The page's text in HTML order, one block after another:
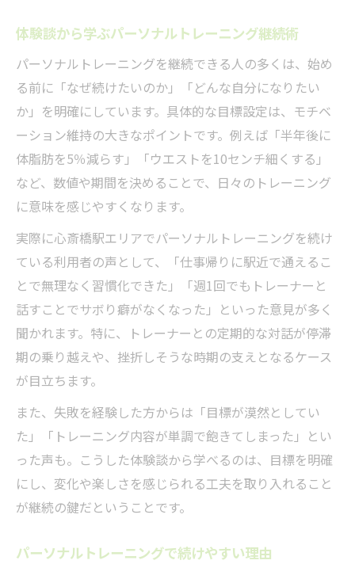
体験談から学ぶパーソナルトレーニング継続術
パーソナルトレーニングを継続できる人の多くは、始め
る前に「なぜ続けたいのか」「どんな自分になりたい
か」を明確にしています。具体的な目標設定は、モチベ
ーション維持の大きなポイントです。例えば「半年後に
体脂肪を5％減らす」「ウエストを10センチ細くする」
など、数値や期間を決めることで、日々のトレーニング
に意味を感じやすくなります。
実際に心斎橋駅エリアでパーソナルトレーニングを続け
ている利用者の声として、「仕事帰りに駅近で通えるこ
とで無理なく習慣化できた」「週1回でもトレーナーと
話すことでサボり癖がなくなった」といった意見が多く
聞かれます。特に、トレーナーとの定期的な対話が停滞
期の乗り越えや、挫折しそうな時期の支えとなるケース
が目立ちます。
また、失敗を経験した方からは「目標が漠然としてい
た」「トレーニング内容が単調で飽きてしまった」とい
った声も。こうした体験談から学べるのは、目標を明確
にし、変化や楽しさを感じられる工夫を取り入れること
が継続の鍵だということです。
パーソナルトレーニングで続けやすい理由